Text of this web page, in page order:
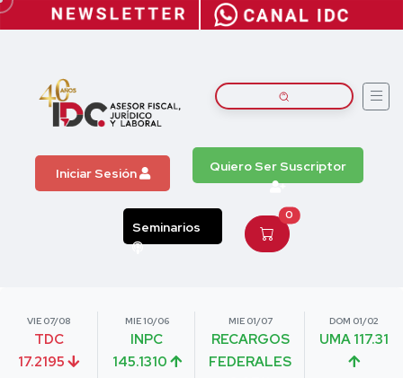
Iniciar Sesión Quiero Ser Suscriptor
Seminarios
0
VIE 07/08
TDC
17.2195
MIE 10/06
INPC
145.1310
MIE 01/07
RECARGOS
FEDERALES
DOM 01/02
UMA 117.31